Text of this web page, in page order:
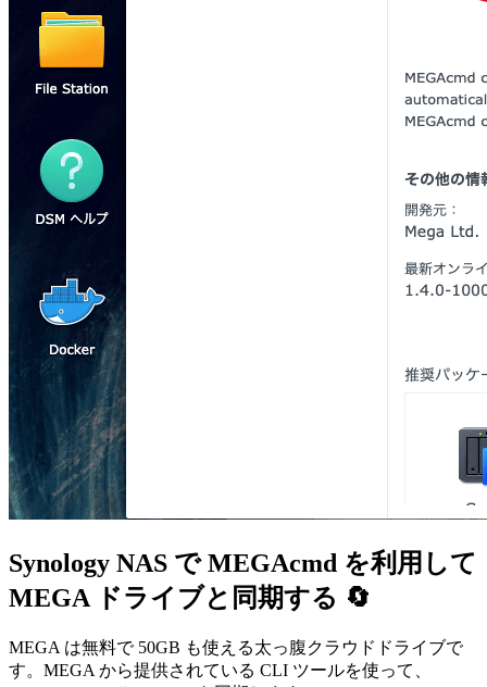
Synology NAS で MEGAcmd を利用して
MEGA ドライブと同期する 🔄
MEGA は無料で 50GB も使える太っ腹クラウドドライブで
す。MEGA から提供されている CLI ツールを使って、